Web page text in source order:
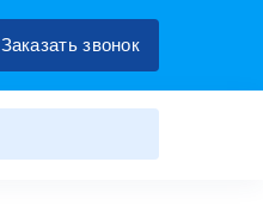
Заказать звонок